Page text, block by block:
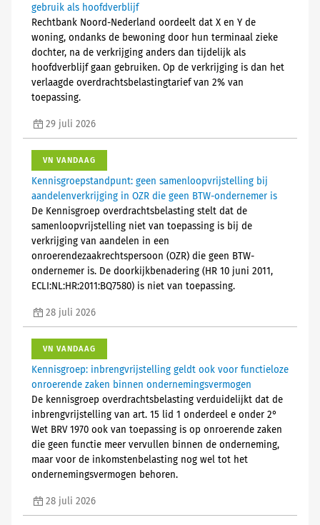
gebruik als hoofdverblijf
Rechtbank Noord-Nederland oordeelt dat X en Y de
woning, ondanks de bewoning door hun terminaal zieke
dochter, na de verkrijging anders dan tijdelijk als
hoofdverblijf gaan gebruiken. Op de verkrijging is dan het
verlaagde overdrachtsbelastingtarief van 2% van
toepassing.
29 juli 2026
VN VANDAAG
Kennisgroepstandpunt: geen samenloopvrijstelling bij
aandelenverkrijging in OZR die geen BTW-ondernemer is
De Kennisgroep overdrachtsbelasting stelt dat de
samenloopvrijstelling niet van toepassing is bij de
verkrijging van aandelen in een
onroerendezaakrechtspersoon (OZR) die geen BTW-
ondernemer is. De doorkijkbenadering (HR 10 juni 2011,
ECLI:NL:HR:2011:BQ7580) is niet van toepassing.
28 juli 2026
VN VANDAAG
Kennisgroep: inbrengvrijstelling geldt ook voor functieloze
onroerende zaken binnen ondernemingsvermogen
De kennisgroep overdrachtsbelasting verduidelijkt dat de
inbrengvrijstelling van art. 15 lid 1 onderdeel e onder 2°
Wet BRV 1970 ook van toepassing is op onroerende zaken
die geen functie meer vervullen binnen de onderneming,
maar voor de inkomstenbelasting nog wel tot het
ondernemingsvermogen behoren.
28 juli 2026